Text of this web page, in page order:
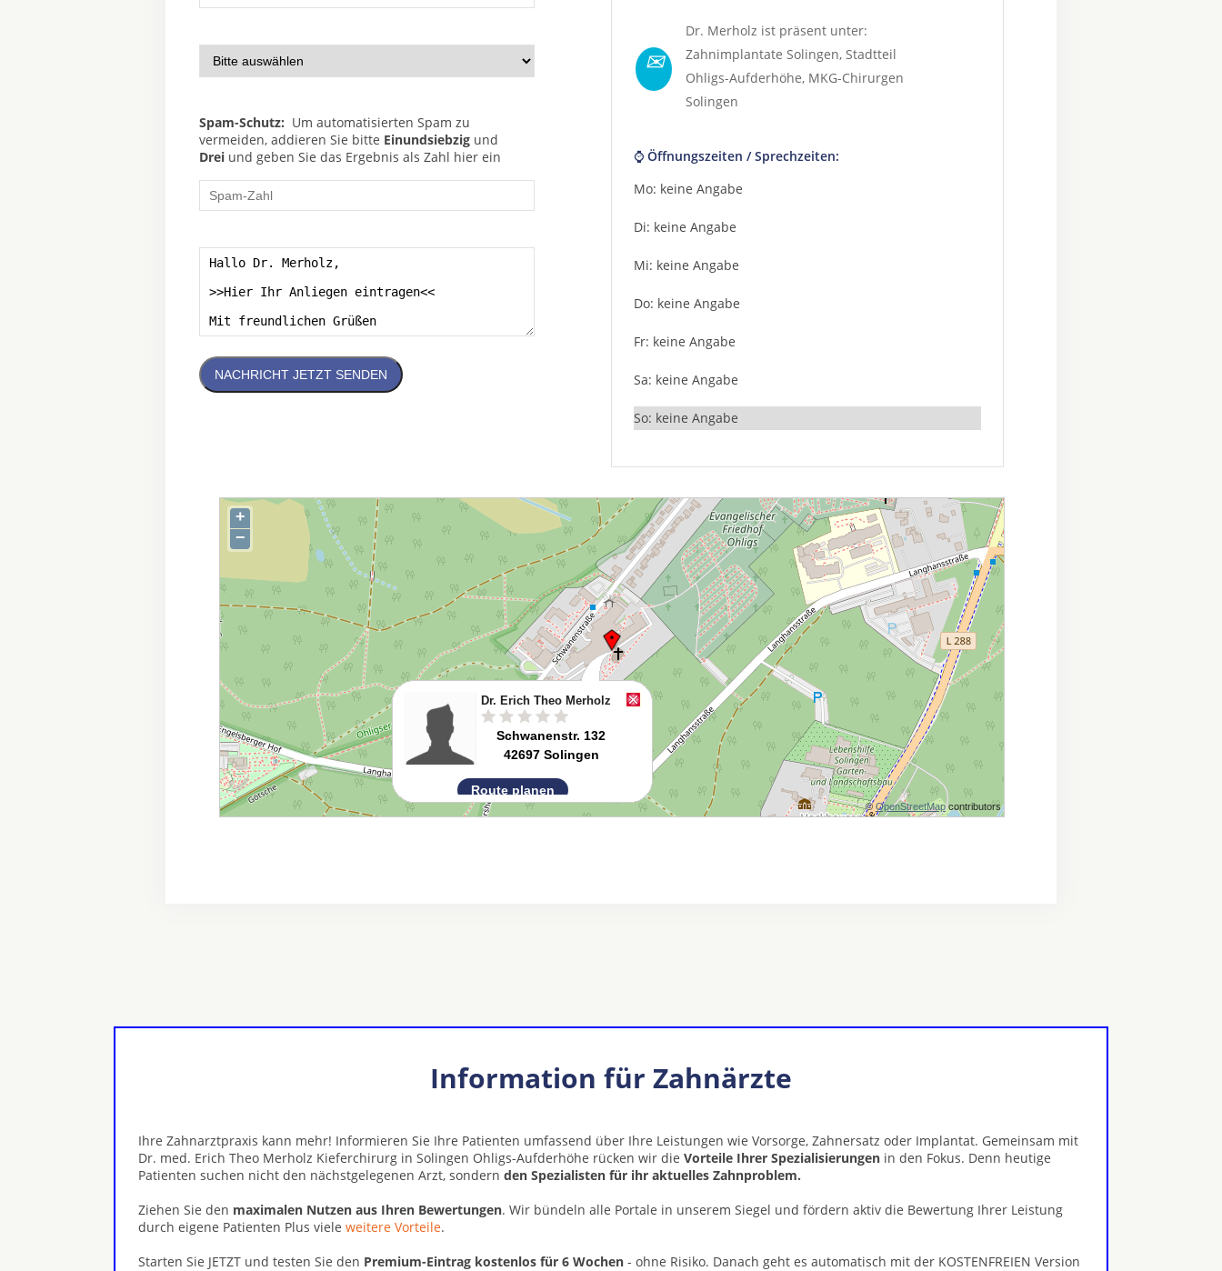
Spam-Schutz: Um automatisierten Spam zu
vermeiden, addieren Sie bitte Einundsiebzig und
Drei und geben Sie das Ergebnis als Zahl hier ein
NACHRICHT JETZT SENDEN
✉
Dr. Merholz ist präsent unter:
Zahnimplantate Solingen, Stadtteil
Ohligs-Aufderhöhe, MKG-Chirurgen
Solingen
⌚ Öffnungszeiten / Sprechzeiten:
Mo: keine Angabe
Di: keine Angabe
Mi: keine Angabe
Do: keine Angabe
Fr: keine Angabe
Sa: keine Angabe
So: keine Angabe
Information für Zahnärzte
Ihre Zahnarztpraxis kann mehr! Informieren Sie Ihre Patienten umfassend über Ihre Leistungen wie Vorsorge, Zahnersatz oder Implantat. Gemeinsam mit
Dr. med. Erich Theo Merholz Kieferchirurg in Solingen Ohligs-Aufderhöhe rücken wir die Vorteile Ihrer Spezialisierungen in den Fokus. Denn heutige
Patienten suchen nicht den nächstgelegenen Arzt, sondern den Spezialisten für ihr aktuelles Zahnproblem.
Ziehen Sie den maximalen Nutzen aus Ihren Bewertungen. Wir bündeln alle Portale in unserem Siegel und fördern aktiv die Bewertung Ihrer Leistung
durch eigene Patienten Plus viele weitere Vorteile.
Starten Sie JETZT und testen Sie den Premium-Eintrag kostenlos für 6 Wochen - ohne Risiko. Danach geht es automatisch mit der KOSTENFREIEN Version